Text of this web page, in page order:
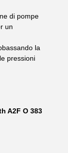
di pompe
un
la
pressioni
A2F O 383